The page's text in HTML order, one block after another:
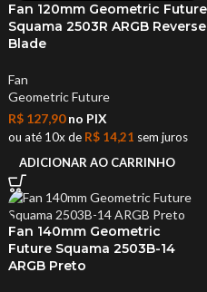
Fan 120mm Geometric Future
Squama 2503R ARGB Reverse
Blade
Fan
Geometric Future
R$ 127,90no PIX
ou até 10x de R$ 14,21 sem juros
ADICIONAR AO CARRINHO
Fan 140mm Geometric
Future Squama 2503B-14
ARGB Preto